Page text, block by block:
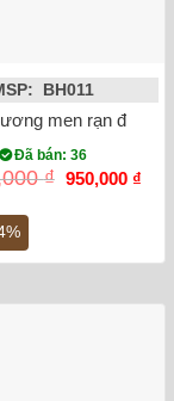
lựu
BH011
men rạn đắp
Đã bán: 36
₫ Giá
950,000 ₫